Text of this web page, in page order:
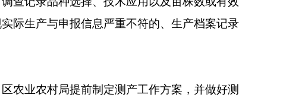
际生产与申报信息严重不符的、生产档案记录
业农村局提前制定测产工作方案，并做好测